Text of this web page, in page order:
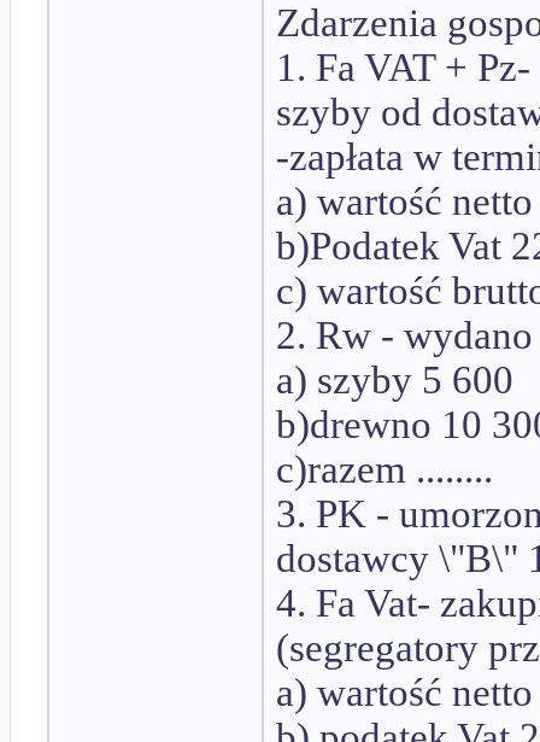
Zdarzenia
1. Fa VAT +
szyby od
-zapłata w
a) wartość
b)Podatek Vat
c) wartość
2. Rw -
a) szyby 5 600
b)drewno 10
c)razem ........
3. PK -
dostawcy \"B\"
4. Fa Vat-
(segregatory
a) wartość